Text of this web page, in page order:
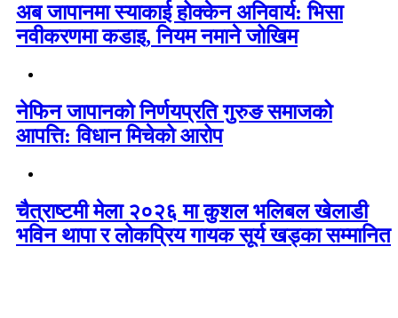
अब जापानमा स्याकाई होक्केन अनिवार्य: भिसा
नवीकरणमा कडाइ, नियम नमाने जोखिम
नेफिन जापानको निर्णयप्रति गुरुङ समाजको
आपत्ति: विधान मिचेको आरोप
चैत्राष्टमी मेला २०२६ मा कुशल भलिबल खेलाडी
भविन थापा र लोकप्रिय गायक सूर्य खड्का सम्मानित